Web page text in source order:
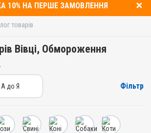
10% НА ПЕРШЕ ЗАМОВЛЕННЯ
товарів
Вівці, Обмороження
А до Я Фільтр